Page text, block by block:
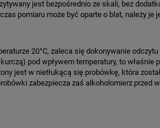
jest bezpośrednio ze skali, bez
pomiaru może być oparte o blat, należy je
20°C, zaleca się dokonywanie
pod wpływem temperatury, to właśnie
jest w nietłukącą się probówkę, która
zabezpiecza zaś alkoholomierz przed